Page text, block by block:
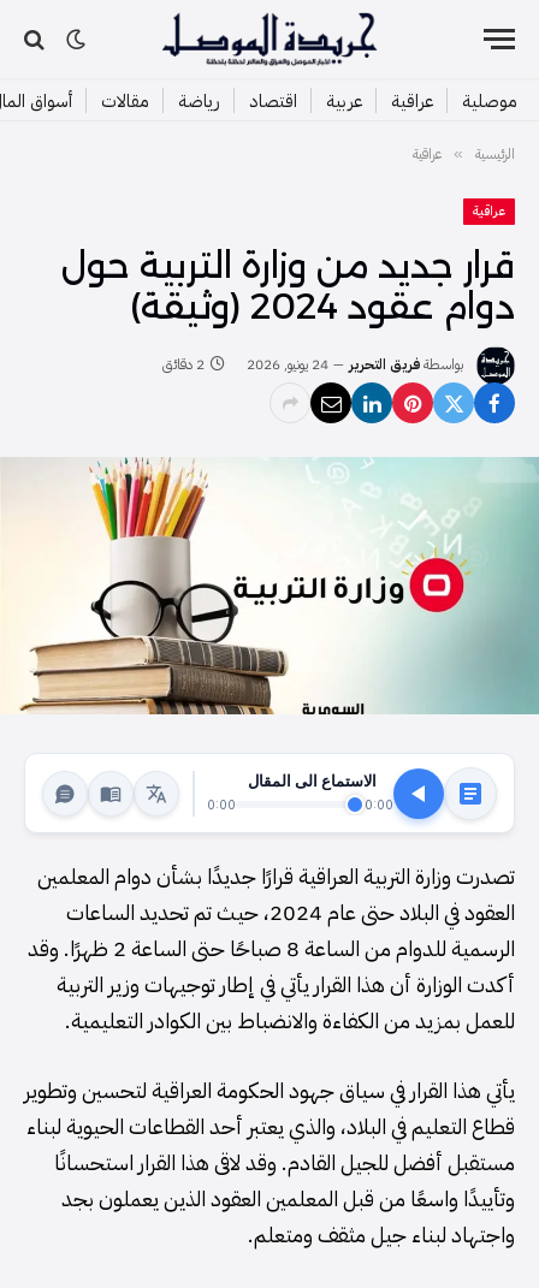
موصلية عراقية عربية اقتصاد رياضة مقالات أسواق
الرئيسية » عراقية
عراقية
قرار جديد من وزارة التربية حول
دوام عقود 2024 (وثيقة)
بواسطةفريق التحرير 24 يونيو, 2026 2 دقائق
الاستماع الى المقال
0:00
0:00
تصدرت وزارة التربية العراقية قرارًا جديدًا بشأن دوام المعلمين
العقود في البلاد حتى عام 2024، حيث تم تحديد الساعات
الرسمية للدوام من الساعة 8 صباحًا حتى الساعة 2 ظهرًا. وقد
أكدت الوزارة أن هذا القرار يأتي في إطار توجيهات وزير التربية
للعمل بمزيد من الكفاءة والانضباط بين الكوادر التعليمية.
يأتي هذا القرار في سياق جهود الحكومة العراقية لتحسين وتطوير
قطاع التعليم في البلاد، والذي يعتبر أحد القطاعات الحيوية لبناء
مستقبل أفضل للجيل القادم. وقد لاقى هذا القرار استحسانًا
وتأييدًا واسعًا من قبل المعلمين العقود الذين يعملون بجد
واجتهاد لبناء جيل مثقف ومتعلم.